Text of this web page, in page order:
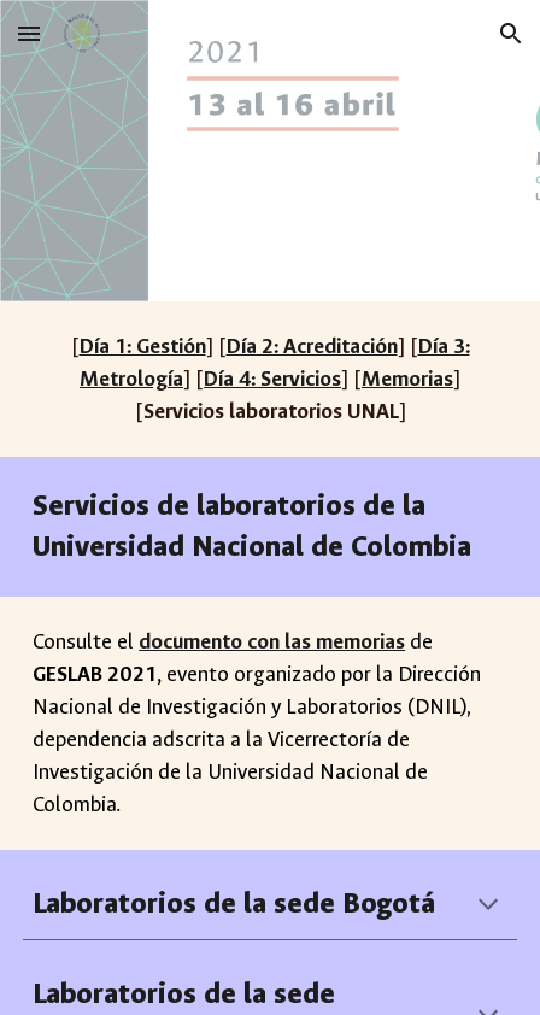
Skip to main content Skip to navigation
[Día 1: Gestión] [Día 2: Acreditación] [Día 3:
Metrología] [Día 4: Servicios] [Memorias]
[Servicios laboratorios UNAL]
Servicios de laboratorios de la
Universidad Nacional de Colombia
Consulte el documento con las memorias de
GESLAB 2021, evento organizado por la Dirección
Nacional de Investigación y Laboratorios (DNIL),
dependencia adscrita a la Vicerrectoría de
Investigación de la Universidad Nacional de
Colombia.
Laboratorios de la sede Bogotá
Laboratorios de la sede